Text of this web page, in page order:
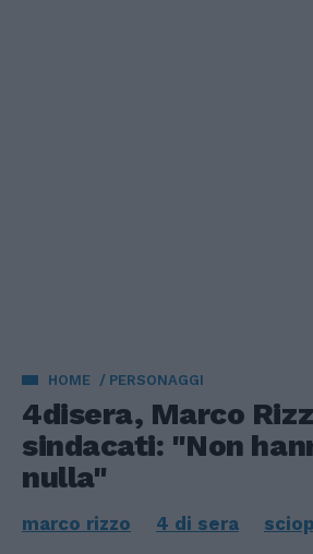
HOME PERSONAGGI
4disera, Marco
sindacati: "Non
nulla"
marco rizzo 4 di sera